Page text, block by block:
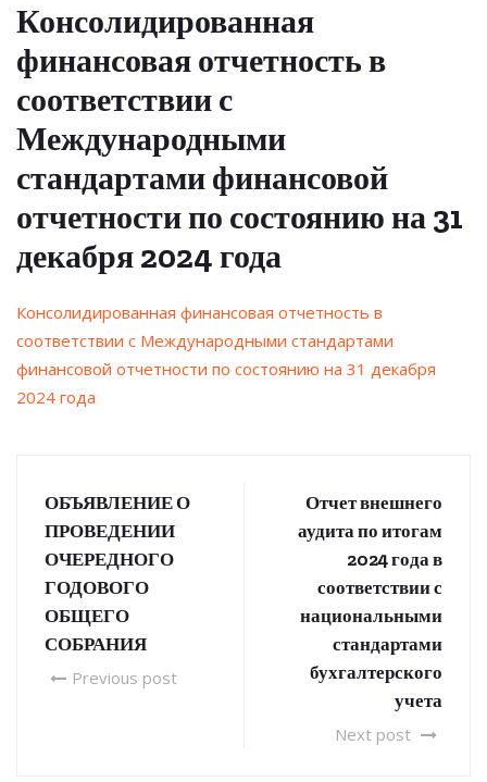
Консолидированная
финансовая отчетность в
соответствии с
Международными
стандартами финансовой
отчетности по состоянию на 31
декабря 2024 года
Консолидированная финансовая отчетность в
соответствии с Международными стандартами
финансовой отчетности по состоянию на 31 декабря
2024 года
ОБЪЯВЛЕНИЕ О
ПРОВЕДЕНИИ
ОЧЕРЕДНОГО
ГОДОВОГО
ОБЩЕГО
СОБРАНИЯ
Previous post
Отчет внешнего
аудита по итогам
2024 года в
соответствии с
национальными
стандартами
бухгалтерского
учета
Next post